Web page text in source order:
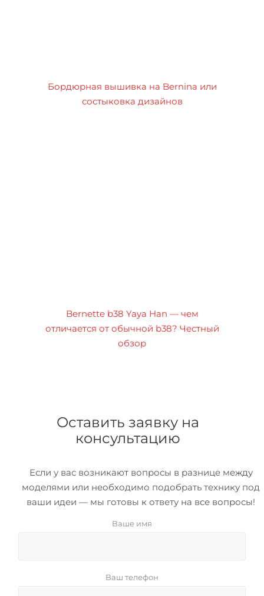
Бордюрная вышивка на Bernina или
состыковка дизайнов
Bernette b38 Yaya Han — чем
отличается от обычной b38? Честный
обзор
Оставить заявку на
консультацию
Если у вас возникают вопросы в разнице между
моделями или необходимо подобрать технику под
ваши идеи — мы готовы к ответу на все вопросы!
Ваше имя
Ваш телефон